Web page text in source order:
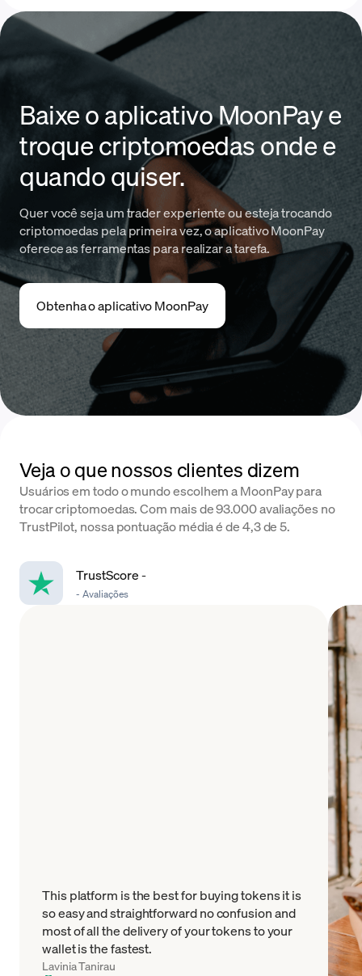
Baixe o aplicativo MoonPay e
troque criptomoedas onde e
quando quiser.
Quer você seja um trader experiente ou esteja trocando
criptomoedas pela primeira vez, o aplicativo MoonPay
oferece as ferramentas para realizar a tarefa.
Obtenha o aplicativo MoonPay
Veja o que nossos clientes dizem
Usuários em todo o mundo escolhem a MoonPay para
trocar criptomoedas. Com mais de 93.000 avaliações no
TrustPilot, nossa pontuação média é de 4,3 de 5.
TrustScore-
- Avaliações
This platform is the best for buying tokens it is
so easy and straightforward no confusion and
most of all the delivery of your tokens to your
wallet is the fastest.
Lavinia Tanirau